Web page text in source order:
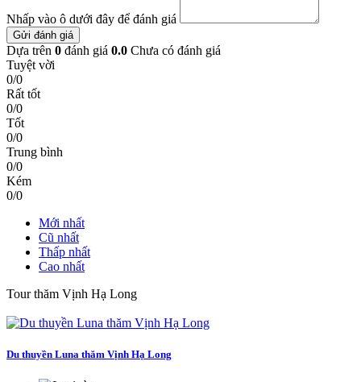
Nhấp vào ô dưới đây để đánh giá
Gửi đánh giá
Dựa trên 0 đánh giá 0.0 Chưa có đánh giá
Tuyệt vời
0/0
Rất tốt
0/0
Tốt
0/0
Trung bình
0/0
Kém
0/0
Mới nhất
Cũ nhất
Thấp nhất
Cao nhất
Tour thăm Vịnh Hạ Long
Du thuyền Luna thăm Vịnh Hạ Long